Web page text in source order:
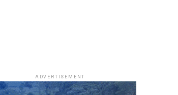
ADVERTISEMENT